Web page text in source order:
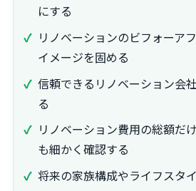
にする
リノベーションのビフォーア
イメージを固める
信頼できるリノベーション会
る
リノベーション費用の総額だ
も細かく確認する
将来の家族構成やライフスタ